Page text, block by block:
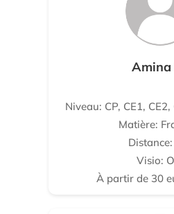
Amina
Niveau: CP, CE1,
Matière:
Visio:
À partir de 30